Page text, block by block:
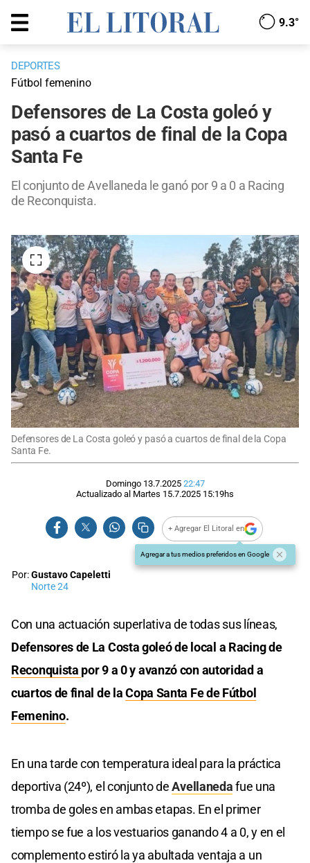
9.3°
DEPORTES
Fútbol femenino
Defensores de La Costa goleó y
pasó a cuartos de final de la Copa
Santa Fe
El conjunto de Avellaneda le ganó por 9 a 0 a Racing
de Reconquista.
Defensores de La Costa goleó y pasó a cuartos de final de la Copa
Santa Fe.
Domingo 13.7.2025 22:47
Actualizado al Martes 15.7.2025 15:19hs
+ Agregar El Litoral en
Agregar a tus medios preferidos en Google
Por:Gustavo Capeletti
Norte 24
Con una actuación superlativa de todas sus líneas,
Defensores de La Costa goleó de local a Racing de
Reconquista por 9 a 0 y avanzó con autoridad a
cuartos de final de laCopa Santa Fe de Fútbol
Femenino.
En una tarde con temperatura ideal para la práctica
deportiva (24º), el conjunto deAvellanedafue una
tromba de goles en ambas etapas. En el primer
tiempo se fue a los vestuarios ganando 4 a 0, y en el
complemento estiró la ya abultada ventaja a un